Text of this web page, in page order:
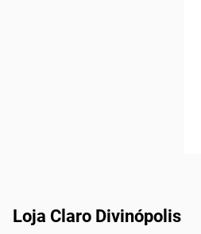
Loja Claro Divinópolis